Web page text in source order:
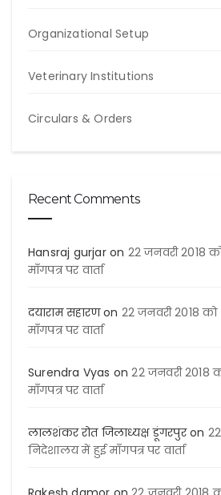
Organizational Setup
Veterinary Institutions
Circulars & Orders
Recent Comments
Hansraj gurjaron 22 जनवरी 2018
माँगपत्र पर वार्ता
दयाराम सहारणon 22 जनवरी 2018
माँगपत्र पर वार्ता
Surendra Vyas on22 जनवरी 2018
माँगपत्र पर वार्ता
लालशंकर रोत जिलाध्यक्ष डूंगरपुरon
निदेशालय में हुई माँगपत्र पर वार्ता